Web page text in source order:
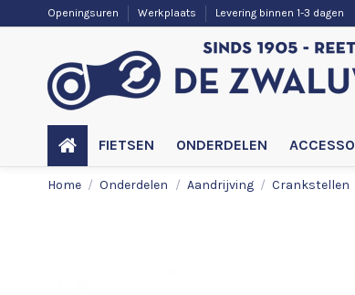
Openingsuren Werkplaats Levering binnen 1-3 dagen
FIETSEN ONDERDELEN
Home Onderdelen Aandrijving Crankstellen